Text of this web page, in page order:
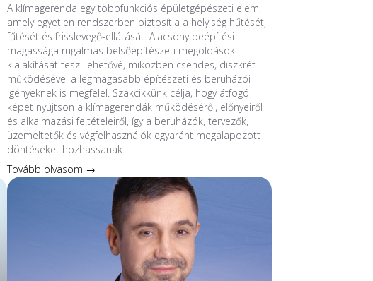
A klímagerenda egy többfunkciós épületgépészeti elem,
amely egyetlen rendszerben biztosítja a helyiség hűtését,
fűtését és frisslevegő-ellátását. Alacsony beépítési
magassága rugalmas belsőépítészeti megoldások
kialakítását teszi lehetővé, miközben csendes, diszkrét
működésével a legmagasabb építészeti és beruházói
igényeknek is megfelel. Szakcikkünk célja, hogy átfogó
képet nyújtson a klímagerendák működéséről, előnyeiről
és alkalmazási feltételeiről, így a beruházók, tervezők,
üzemeltetők és végfelhasználók egyaránt megalapozott
döntéseket hozhassanak.
Tovább olvasom →